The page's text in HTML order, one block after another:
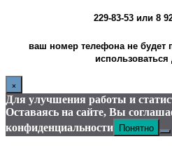
229-83-53 или8
ваш номер телефона не будет
×
Для улучшения работы и
Оставаясь на сайте, Вы
конфиденциальности Понятно